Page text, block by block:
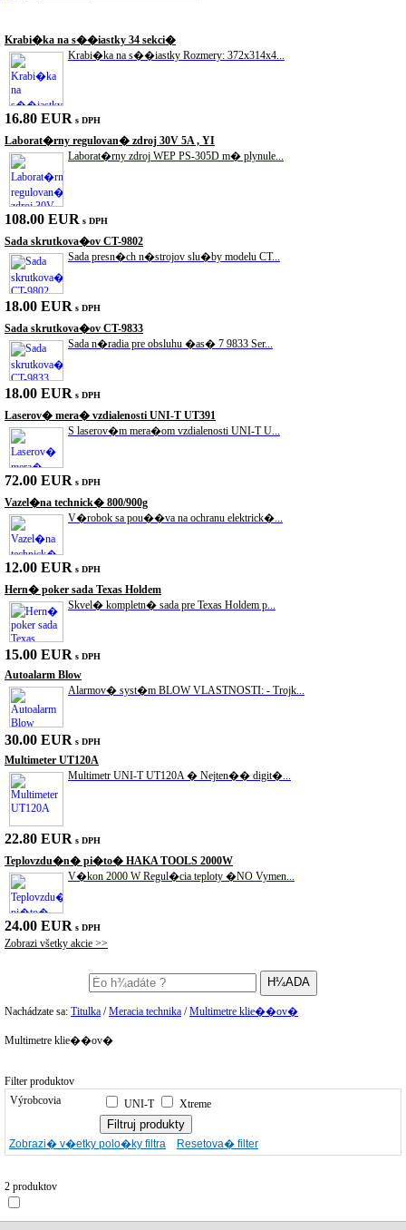
Krabi�ka na s��iastky 34 sekci�
Krabi�ka na s��iastky Rozmery: 372x314x4...
16.80 EUR s DPH
Laborat�rny regulovan� zdroj 30V 5A , YI
Laborat�rny zdroj WEP PS-305D m� plynule...
108.00 EUR s DPH
Sada skrutkova�ov CT-9802
Sada presn�ch n�strojov slu�by modelu CT...
18.00 EUR s DPH
Sada skrutkova�ov CT-9833
Sada n�radia pre obsluhu �as� 7 9833 Ser...
18.00 EUR s DPH
Laserov� mera� vzdialenosti UNI-T UT391
S laserov�m mera�om vzdialenosti UNI-T U...
72.00 EUR s DPH
Vazel�na technick� 800/900g
V�robok sa pou��va na ochranu elektrick�...
12.00 EUR s DPH
Hern� poker sada Texas Holdem
Skvel� kompletn� sada pre Texas Holdem p...
15.00 EUR s DPH
Autoalarm Blow
Alarmov� syst�m BLOW VLASTNOSTI: - Trojk...
30.00 EUR s DPH
Multimeter UT120A
Multimetr UNI-T UT120A � Nejten�� digit�...
22.80 EUR s DPH
Teplovzdu�n� pi�to� HAKA TOOLS 2000W
V�kon 2000 W Regul�cia teploty �NO Vymen...
24.00 EUR s DPH
Zobrazi všetky akcie >>
Nachádzate sa: Titulka /Meracia technika /Multimetre klie��ov�
Multimetre klie��ov�
Filter produktov
Výrobcovia
UNI-T Xtreme
Zobrazi� v�etky polo�ky filtra Resetova� filter
2 produktov